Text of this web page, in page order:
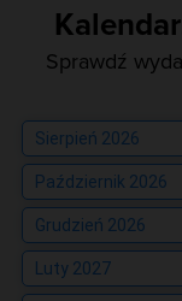
Sprawdź
Sierpień 2026
Październik 2026
Grudzień 2026
Luty 2027